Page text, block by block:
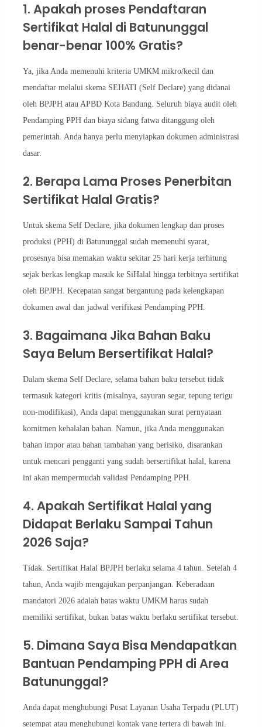
1. Apakah proses Pendaftaran
Sertifikat Halal di Batununggal
benar-benar 100% Gratis?
Ya, jika Anda memenuhi kriteria UMKM mikro/kecil dan
mendaftar melalui skema SEHATI (Self Declare) yang didanai
oleh BPJPH atau APBD Kota Bandung. Seluruh biaya audit oleh
Pendamping PPH dan biaya sidang fatwa ditanggung oleh
pemerintah. Anda hanya perlu menyiapkan dokumen administrasi
dasar.
2. Berapa Lama Proses Penerbitan
Sertifikat Halal Gratis?
Untuk skema Self Declare, jika dokumen lengkap dan proses
produksi (PPH) di Batununggal sudah memenuhi syarat,
prosesnya bisa memakan waktu sekitar 25 hari kerja terhitung
sejak berkas lengkap masuk ke SiHalal hingga terbitnya sertifikat
oleh BPJPH. Kecepatan sangat bergantung pada kelengkapan
dokumen awal dan jadwal verifikasi Pendamping PPH.
3. Bagaimana Jika Bahan Baku
Saya Belum Bersertifikat Halal?
Dalam skema Self Declare, selama bahan baku tersebut tidak
termasuk kategori kritis (misalnya, sayuran segar, tepung terigu
non-modifikasi), Anda dapat menggunakan surat pernyataan
komitmen kehalalan bahan. Namun, jika Anda menggunakan
bahan impor atau bahan tambahan yang berisiko, disarankan
untuk mencari pengganti yang sudah bersertifikat halal, karena
ini akan mempermudah validasi Pendamping PPH.
4. Apakah Sertifikat Halal yang
Didapat Berlaku Sampai Tahun
2026 Saja?
Tidak. Sertifikat Halal BPJPH berlaku selama 4 tahun. Setelah 4
tahun, Anda wajib mengajukan perpanjangan. Keberadaan
mandatori 2026 adalah batas waktu UMKM harus sudah
memiliki sertifikat, bukan batas waktu berlaku sertifikat tersebut.
5. Dimana Saya Bisa Mendapatkan
Bantuan Pendamping PPH di Area
Batununggal?
Anda dapat menghubungi Pusat Layanan Usaha Terpadu (PLUT)
setempat atau menghubungi kontak yang tertera di bawah ini.